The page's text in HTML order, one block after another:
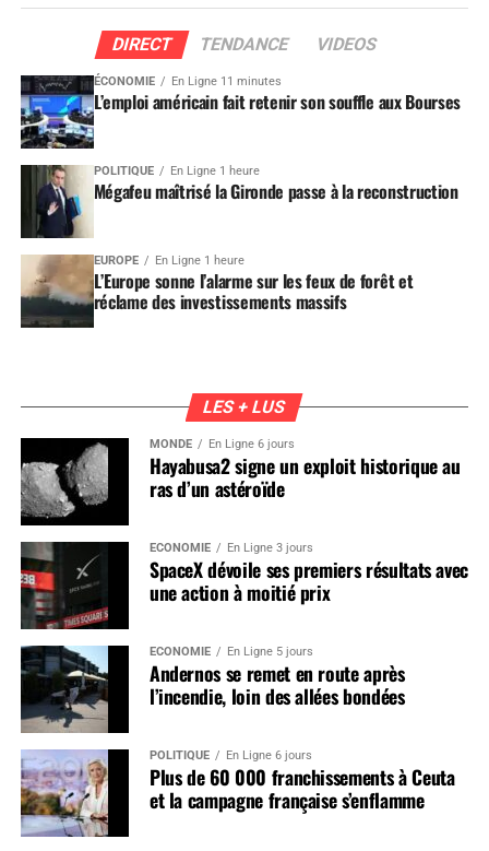
DIRECT TENDANCE VIDEOS
ÉCONOMIE En Ligne 11 minutes
L’emploi américain fait retenir son souffle aux Bourses
POLITIQUE En Ligne 1 heure
Mégafeu maîtrisé la Gironde passe à la reconstruction
EUROPE En Ligne 1 heure
L’Europe sonne l’alarme sur les feux de forêt et
réclame des investissements massifs
LES + LUS
MONDE En Ligne 6 jours
Hayabusa2 signe un exploit historique au
ras d’un astéroïde
ÉCONOMIE En Ligne 3 jours
SpaceX dévoile ses premiers résultats avec
une action à moitié prix
ÉCONOMIE En Ligne 5 jours
Andernos se remet en route après
l’incendie, loin des allées bondées
POLITIQUE En Ligne 6 jours
Plus de 60 000 franchissements à Ceuta
et la campagne française s’enflamme